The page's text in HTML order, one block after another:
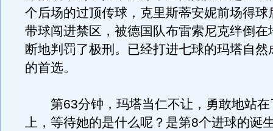
个后场的过顶传球，克里斯蒂安妮前场得球
带球闯进禁区，被德国队布雷索尼克绊倒在
断地判罚了极刑。已经打进七球的玛塔自然
的首选。
第63分钟，玛塔当仁不让，勇敢地站在
上，等待她的是什么呢？是第8个进球的诞